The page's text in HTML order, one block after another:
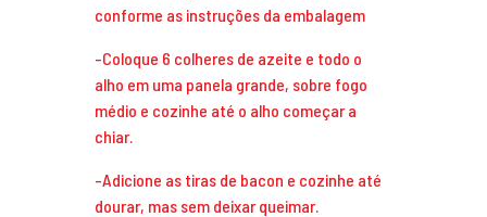
conforme as instruções da embalagem
-Coloque 6 colheres de azeite e todo o
alho em uma panela grande, sobre fogo
médio e cozinhe até o alho começar a
chiar.
-Adicione as tiras de bacon e cozinhe até
dourar, mas sem deixar queimar.